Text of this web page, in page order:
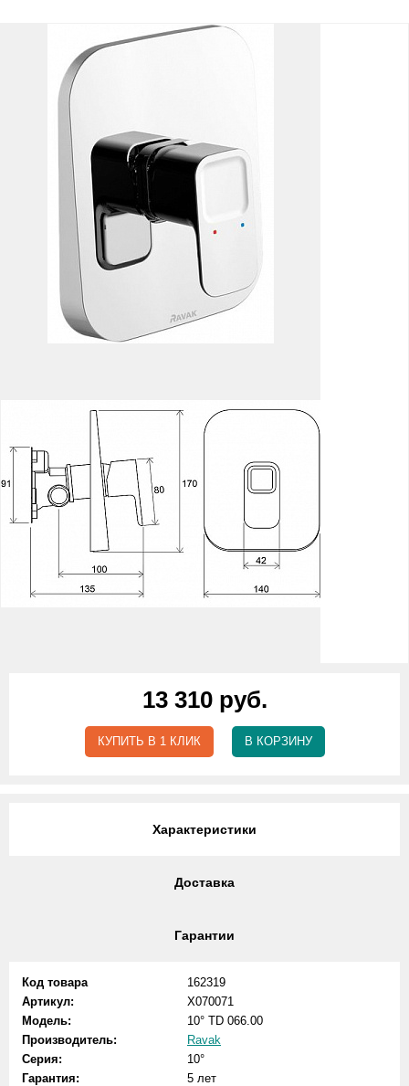
13 310 руб.
КУПИТЬ В 1 КЛИК В КОРЗИНУ
Характеристики
Доставка
Гарантии
Код товара
162319
Артикул:
X070071
Модель:
10° TD 066.00
Производитель:
Ravak
Серия:
10°
Гарантия:
5 лет